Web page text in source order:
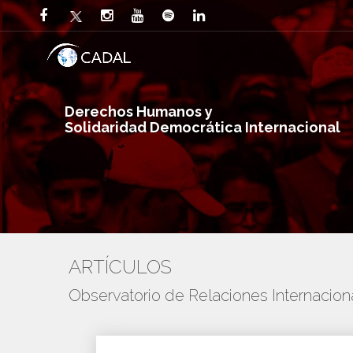
Derechos Humanos y
Solidaridad Democrática Internacional
ARTÍCULOS
Observatorio de Relaciones